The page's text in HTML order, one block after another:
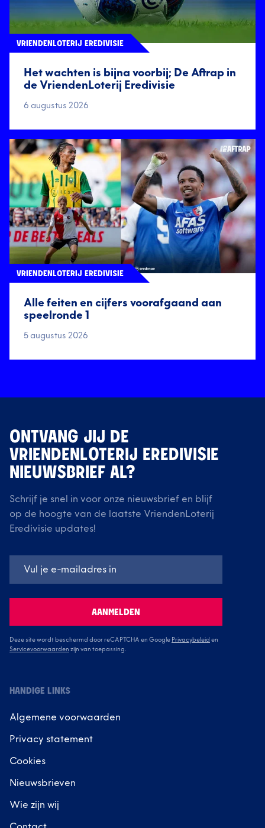
Het wachten is bijna voorbij; De Aftrap in
de VriendenLoterij Eredivisie
VRIENDENLOTERIJ EREDIVISIE
6 augustus 2026
Alle feiten en cijfers voorafgaand aan
speelronde 1
VRIENDENLOTERIJ EREDIVISIE
5 augustus 2026
ONTVANG JIJ DE
VRIENDENLOTERIJ EREDIVISIE
NIEUWSBRIEF AL?
Schrijf je snel in voor onze nieuwsbrief en blijf
op de hoogte van de laatste VriendenLoterij
Eredivisie updates!
AANMELDEN
Deze site wordt beschermd door reCAPTCHA en Google Privacybeleid en
Servicevoorwaarden zijn van toepassing.
HANDIGE LINKS
Algemene voorwaarden
Privacy statement
Cookies
Nieuwsbrieven
Wie zijn wij